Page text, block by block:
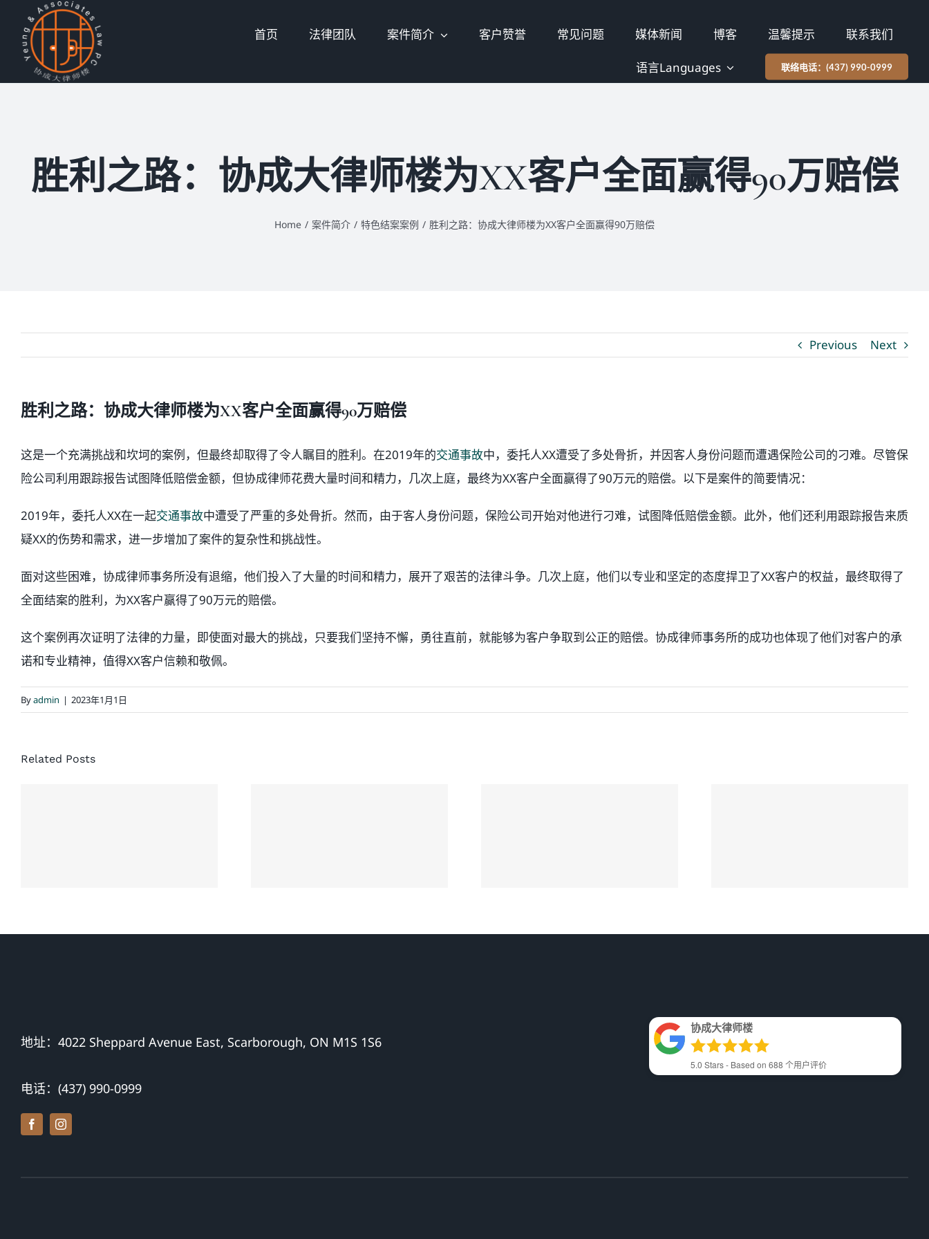
content
首页 法律团队 案件简介 客户赞誉 常见问题 媒体新闻 博客 温馨提示 联系我们
语言Languages 联络电话：(437) 990-0999
胜利之路：协成大律师楼为XX客户全面赢得90万赔偿
Home / 案件简介 / 特色结案案例 / 胜利之路：协成大律师楼为XX客户全面赢得90万赔偿
Previous Next
胜利之路：协成大律师楼为XX客户全面赢得90万赔偿
这是一个充满挑战和坎坷的案例，但最终却取得了令人瞩目的胜利。在2019年的交通事故中，委托人XX遭受了多处骨折，并因客人身份问题而遭遇保险公司的刁难。尽管保
险公司利用跟踪报告试图降低赔偿金额，但协成律师花费大量时间和精力，几次上庭，最终为XX客户全面赢得了90万元的赔偿。以下是案件的简要情况：
2019年，委托人XX在一起交通事故中遭受了严重的多处骨折。然而，由于客人身份问题，保险公司开始对他进行刁难，试图降低赔偿金额。此外，他们还利用跟踪报告来质
疑XX的伤势和需求，进一步增加了案件的复杂性和挑战性。
面对这些困难，协成律师事务所没有退缩，他们投入了大量的时间和精力，展开了艰苦的法律斗争。几次上庭，他们以专业和坚定的态度捍卫了XX客户的权益，最终取得了
全面结案的胜利，为XX客户赢得了90万元的赔偿。
这个案例再次证明了法律的力量，即使面对最大的挑战，只要我们坚持不懈，勇往直前，就能够为客户争取到公正的赔偿。协成律师事务所的成功也体现了他们对客户的承
诺和专业精神，值得XX客户信赖和敬佩。
Byadmin | 2023年1月1日
Related Posts
地址：4022 Sheppard Avenue East, Scarborough, ON M1S 1S6
电话：(437) 990-0999
协成大律师楼
5.0 Stars - Based on 688 个用户评价